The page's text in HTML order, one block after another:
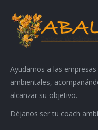
Ayudamos a las
ambientales,
alcanzar su objetivo.
Déjanos ser tu coach